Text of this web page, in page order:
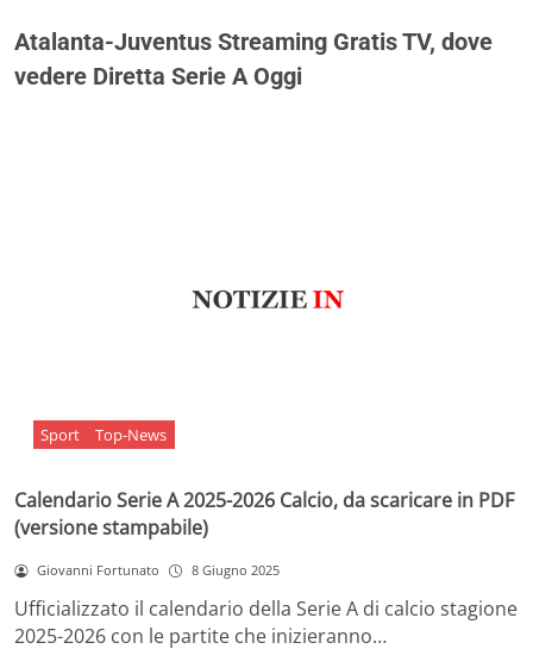
Atalanta-Juventus Streaming Gratis TV, dove
vedere Diretta Serie A Oggi
Sport Top-News
Calendario Serie A 2025-2026 Calcio, da scaricare in PDF
(versione stampabile)
Giovanni Fortunato 8 Giugno 2025
Ufficializzato il calendario della Serie A di calcio stagione
2025-2026 con le partite che inizieranno…